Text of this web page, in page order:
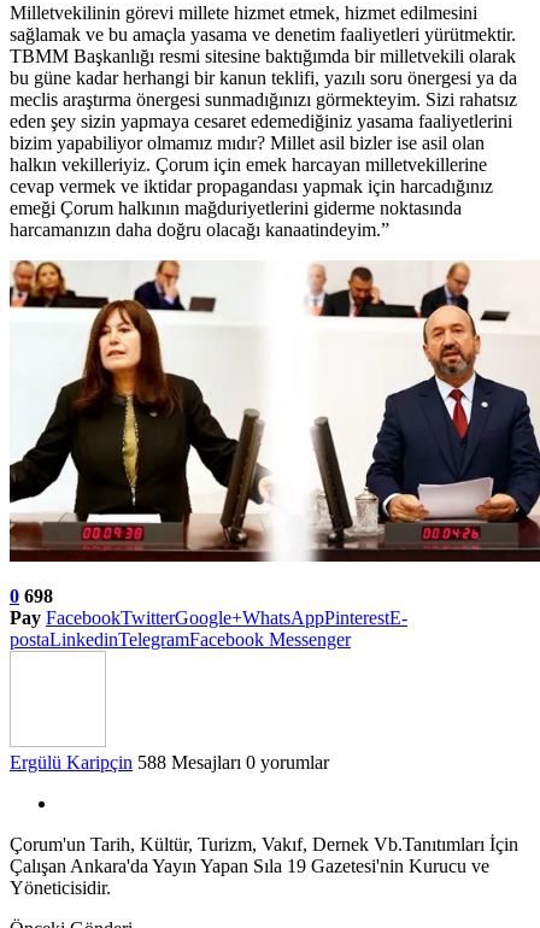
Milletvekilinin görevi millete hizmet etmek, hizmet edilmesini
sağlamak ve bu amaçla yasama ve denetim faaliyetleri yürütmektir.
TBMM Başkanlığı resmi sitesine baktığımda bir milletvekili olarak
bu güne kadar herhangi bir kanun teklifi, yazılı soru önergesi ya da
meclis araştırma önergesi sunmadığınızı görmekteyim. Sizi rahatsız
eden şey sizin yapmaya cesaret edemediğiniz yasama faaliyetlerini
bizim yapabiliyor olmamız mıdır? Millet asil bizler ise asil olan
halkın vekilleriyiz. Çorum için emek harcayan milletvekillerine
cevap vermek ve iktidar propagandası yapmak için harcadığınız
emeği Çorum halkının mağduriyetlerini giderme noktasında
harcamanızın daha doğru olacağı kanaatindeyim.”
0 698
Pay FacebookTwitterGoogle+WhatsAppPinterestE-
postaLinkedinTelegramFacebook Messenger
Ergülü Karipçin 588 Mesajları 0 yorumlar
Çorum'un Tarih, Kültür, Turizm, Vakıf, Dernek Vb.Tanıtımları İçin
Çalışan Ankara'da Yayın Yapan Sıla 19 Gazetesi'nin Kurucu ve
Yöneticisidir.